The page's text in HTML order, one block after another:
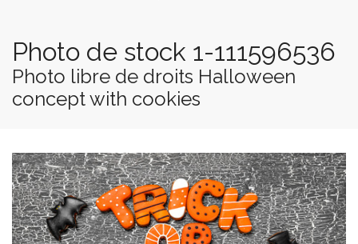
Photo de stock 1-111596536
Photo libre de droits Halloween
concept with cookies